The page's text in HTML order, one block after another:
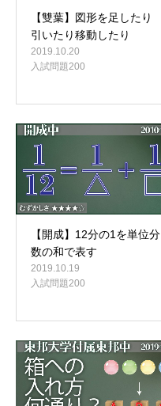
【雙葉】図形を足したり
引いたり移動したり
2019.10.20
入試問題200
【開成】12分の1を単位分
数の和で表す
2019.10.19
入試問題200